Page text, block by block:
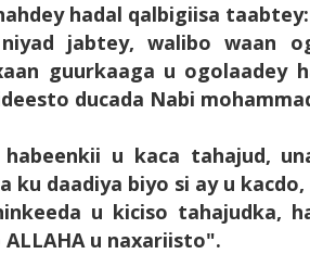
hadal qalbigiisa taabtey:
jabtey, walibo waan
guurkaaga u ogolaadey
ducada Nabi
u kaca tahajud,
ku daadiya biyo si ay u
u kiciso tahajudka,
u naxariisto".